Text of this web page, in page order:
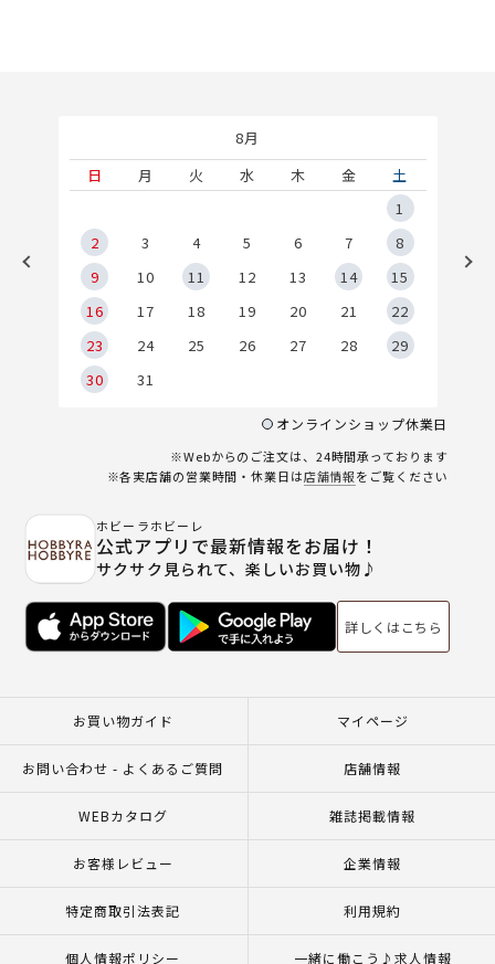
8月
日
月 火 水 木 金
土
1
2
3 4 5 6 7
8
9
10 11 12 13 14
15
16
17 18 19 20 21
22
23
24 25 26 27 28
29
30
31
オンラインショップ休業日
※Webからのご注文は、24時間承っております
※各実店舗の営業時間・休業日は店舗情報をご覧ください
ホビーラホビーレ
公式アプリで最新情報をお届け！
サクサク見られて、楽しいお買い物♪
詳しくはこちら
お買い物ガイド マイページ
お問い合わせ - よくあるご質問 店舗情報
WEBカタログ 雑誌掲載情報
お客様レビュー 企業情報
特定商取引法表記 利用規約
個人情報ポリシー 一緒に働こう♪求人情報